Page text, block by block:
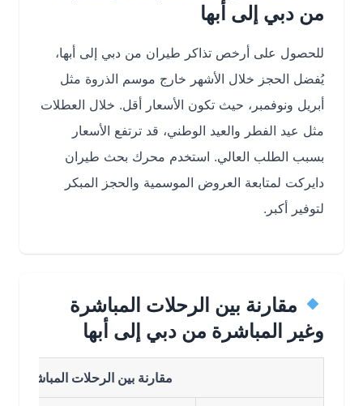
من دبي إلى أبها
للحصول على أرخص تذاكر طيران من دبي إلى أبها،
يُفضل الحجز خلال الأشهر خارج موسم الذروة مثل
أبريل ونوفمبر، حيث تكون الأسعار أقل. خلال العطلات
مثل عيد الفطر والعيد الوطني، قد ترتفع الأسعار
بسبب الطلب العالي. استخدم محرك بحث طيران
دايركت لمتابعة العروض الموسمية والحجز المبكر
لتوفير أكبر.
مقارنة بين الرحلات المباشرة
وغير المباشرة من دبي إلى أبها
مقارنة بين الرحلات المباشرة وغير